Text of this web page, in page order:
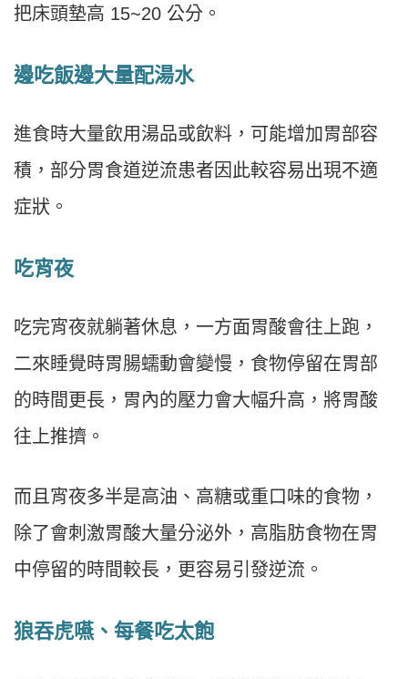
把床頭墊高 15~20 公分。
邊吃飯邊大量配湯水
進食時大量飲用湯品或飲料，可能增加胃部容
積，部分胃食道逆流患者因此較容易出現不適
症狀。
吃宵夜
吃完宵夜就躺著休息，一方面胃酸會往上跑，
二來睡覺時胃腸蠕動會變慢，食物停留在胃部
的時間更長，胃內的壓力會大幅升高，將胃酸
往上推擠。
而且宵夜多半是高油、高糖或重口味的食物，
除了會刺激胃酸大量分泌外，高脂肪食物在胃
中停留的時間較長，更容易引發逆流。
狼吞虎嚥、每餐吃太飽